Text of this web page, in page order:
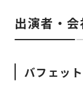
出演者・
バフェッ